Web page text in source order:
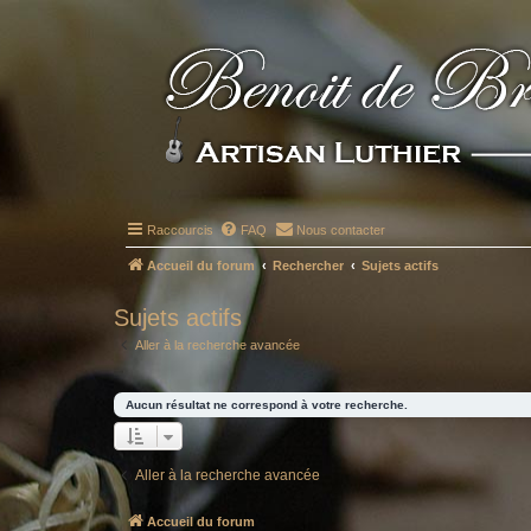
Raccourcis FAQ Nous contacter
Accueil du forum Rechercher Sujets actifs
Sujets actifs
Aller à la recherche avancée
Aucun résultat ne correspond à votre recherche.
Aller à la recherche avancée
Accueil du forum